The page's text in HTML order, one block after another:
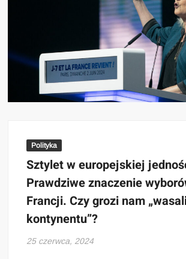
Polityka
Sztylet w europejskiej
Prawdziwe znaczenie
Francji. Czy grozi nam
kontynentu”?
25 czerwca, 2024